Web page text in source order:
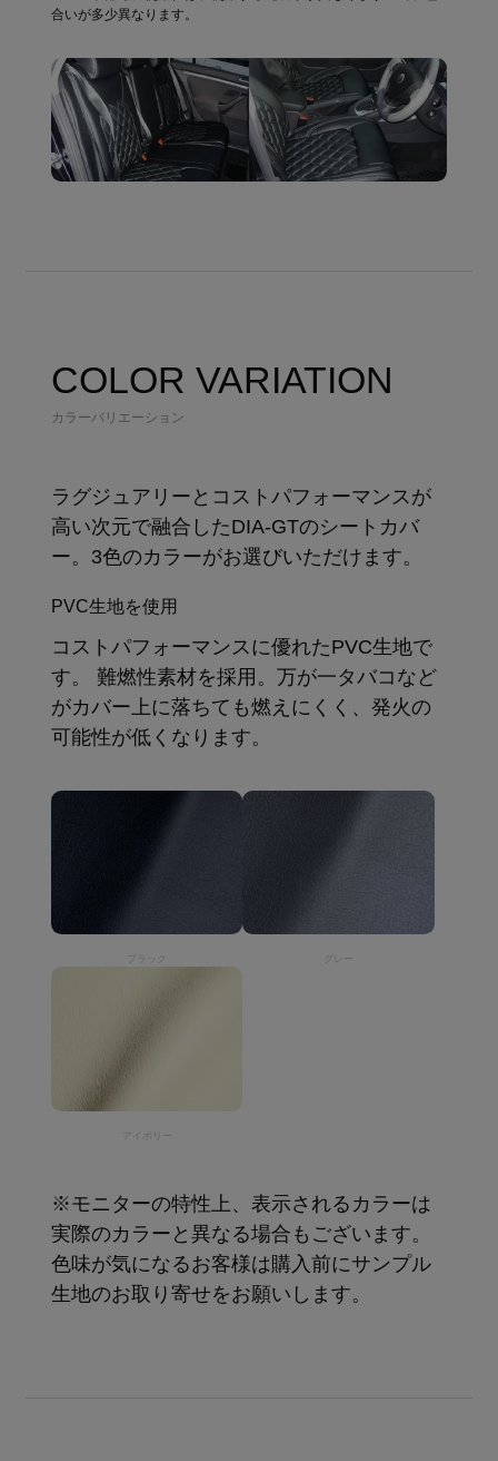
合いが多少異なります。
COLOR VARIATION
カラーバリエーション
ラグジュアリーとコストパフォーマンスが
高い次元で融合したDIA-GTのシートカバ
ー。3色のカラーがお選びいただけます。
PVC生地を使用
コストパフォーマンスに優れたPVC生地で
す。 難燃性素材を採用。万が一タバコなど
がカバー上に落ちても燃えにくく、発火の
可能性が低くなります。
ブラック グレー
アイボリー
※モニターの特性上、表示されるカラーは
実際のカラーと異なる場合もございます。
色味が気になるお客様は購入前にサンプル
生地のお取り寄せをお願いします。